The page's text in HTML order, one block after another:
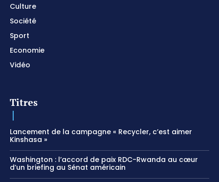
Culture
Société
Sport
Economie
Vidéo
Titres
Lancement de la campagne « Recycler, c’est aimer
Kinshasa »
Washington : l’accord de paix RDC-Rwanda au cœur
d’un briefing au Sénat américain